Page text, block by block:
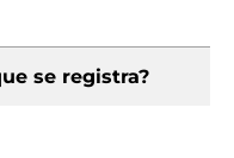
se registra?